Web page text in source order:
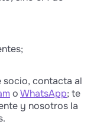
socio, contacta al
oWhatsApp; te
y nosotros la